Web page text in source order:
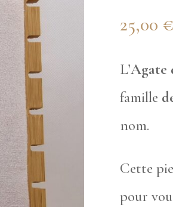
25,00 €
L’Agate
famille
nom.
Cette
pour